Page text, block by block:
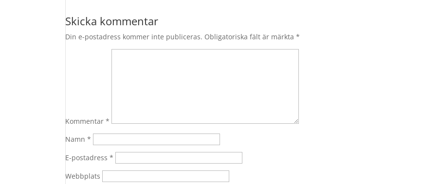
Skicka kommentar
Din e-postadress kommer inte publiceras. Obligatoriska fält är märkta*
Kommentar*
Namn*
E-postadress*
Webbplats